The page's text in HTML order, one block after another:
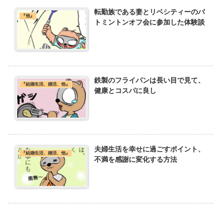
『他』
転勤族である妻とリベシティーのバ
トミントンオフ会に参加した体験談
『結婚生活、婚活、他』
鉄製のフライパンは長い目で見て、
健康とコスパに良し
『結婚生活、婚活、他』
夫婦生活を幸せに過ごすポイント、
不満を感謝に変化する方法